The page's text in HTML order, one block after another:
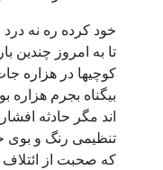
خود کرده ره نه
تا به امروز چندین
کوچیها در هزاره
بیگناه بجرم
اند مگر حادثه
تنظیمی رنگ و بوی
که صحبت از ائتلاف